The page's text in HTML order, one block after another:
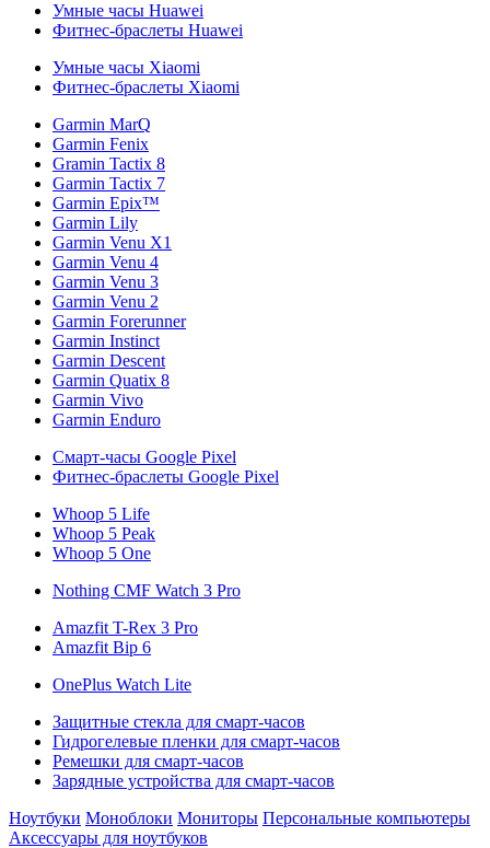
Умные часы Huawei
Фитнес-браслеты Huawei
Умные часы Xiaomi
Фитнес-браслеты Xiaomi
Garmin MarQ
Garmin Fenix
Gramin Tactix 8
Garmin Tactix 7
Garmin Epix™
Garmin Lily
Garmin Venu X1
Garmin Venu 4
Garmin Venu 3
Garmin Venu 2
Garmin Forerunner
Garmin Instinct
Garmin Descent
Garmin Quatix 8
Garmin Vivo
Garmin Enduro
Смарт-часы Google Pixel
Фитнес-браслеты Google Pixel
Whoop 5 Life
Whoop 5 Peak
Whoop 5 One
Nothing CMF Watch 3 Pro
Amazfit T-Rex 3 Pro
Amazfit Bip 6
OnePlus Watch Lite
Защитные стекла для смарт-часов
Гидрогелевые пленки для смарт-часов
Ремешки для смарт-часов
Зарядные устройства для смарт-часов
Ноутбуки Моноблоки Мониторы Персональные компьютеры
Аксессуары для ноутбуков